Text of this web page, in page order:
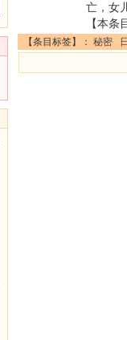
亡，女
【本条
【条目标签】： 秘密